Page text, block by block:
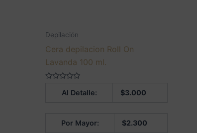
Depilación
Cera depilacion Roll On
Lavanda 100 ml.
Al Detalle: $3.000
Por Mayor: $2.300